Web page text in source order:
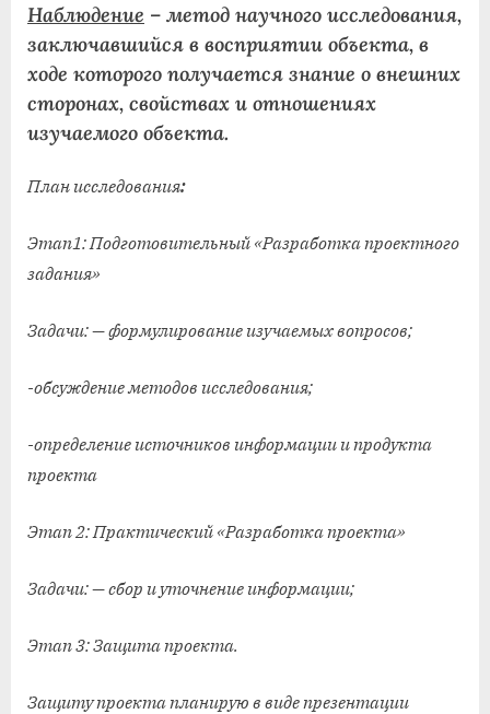
Наблюдение – метод научного исследования,
заключавшийся в восприятии объекта, в
ходе которого получается знание о внешних
сторонах, свойствах и отношениях
изучаемого объекта.
План исследования:
Этап1: Подготовительный «Разработка проектного
задания»
Задачи: — формулирование изучаемых вопросов;
-обсуждение методов исследования;
-определение источников информации и продукта
проекта
Этап 2: Практический «Разработка проекта»
Задачи: — сбор и уточнение информации;
Этап 3: Защита проекта.
Защиту проекта планирую в виде презентации